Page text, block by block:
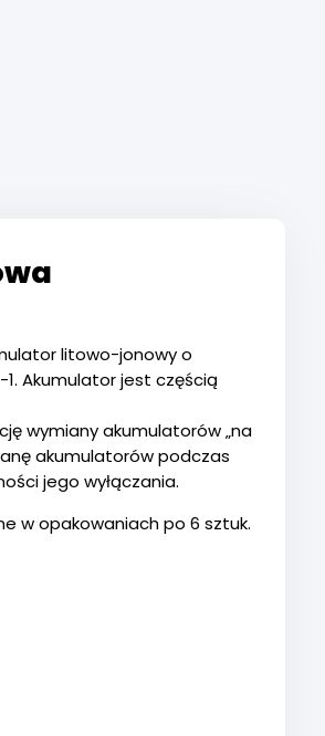
litowo-jonowy o
Akumulator jest częścią
wymiany akumulatorów „na
akumulatorów podczas
jego wyłączania.
w opakowaniach po 6 sztuk.